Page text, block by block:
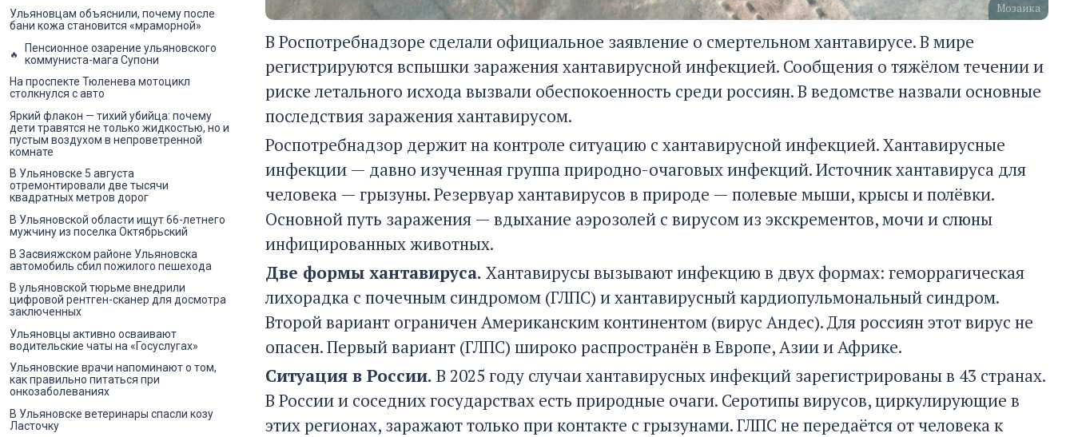
Мозаика
В Роспотребнадзоре сделали официальное заявление о смертельном хантавирусе. В мире
регистрируются вспышки заражения хантавирусной инфекцией. Сообщения о тяжёлом течении и
риске летального исхода вызвали обеспокоенность среди россиян. В ведомстве назвали основные
последствия заражения хантавирусом.
Роспотребнадзор держит на контроле ситуацию с хантавирусной инфекцией. Хантавирусные
инфекции — давно изученная группа природно-очаговых инфекций. Источник хантавируса для
человека — грызуны. Резервуар хантавирусов в природе — полевые мыши, крысы и полёвки.
Основной путь заражения — вдыхание аэрозолей с вирусом из экскрементов, мочи и слюны
инфицированных животных.
Две формы хантавируса. Хантавирусы вызывают инфекцию в двух формах: геморрагическая
лихорадка с почечным синдромом (ГЛПС) и хантавирусный кардиопульмональный синдром.
Второй вариант ограничен Американским континентом (вирус Андес). Для россиян этот вирус не
опасен. Первый вариант (ГЛПС) широко распространён в Европе, Азии и Африке.
Ситуация в России. В 2025 году случаи хантавирусных инфекций зарегистрированы в 43 странах.
В России и соседних государствах есть природные очаги. Серотипы вирусов, циркулирующие в
этих регионах, заражают только при контакте с грызунами. ГЛПС не передаётся от человека к
Ульяновцам объяснили, почему после
бани кожа становится «мраморной»
Пенсионное озарение ульяновского
коммуниста-мага Супони
На проспекте Тюленева мотоцикл
столкнулся с авто
Яркий флакон — тихий убийца: почему
дети травятся не только жидкостью, но и
пустым воздухом в непроветренной
комнате
В Ульяновске 5 августа
отремонтировали две тысячи
квадратных метров дорог
В Ульяновской области ищут 66-летнего
мужчину из поселка Октябрьский
В Засвияжском районе Ульяновска
автомобиль сбил пожилого пешехода
В ульяновской тюрьме внедрили
цифровой рентген-сканер для досмотра
заключенных
Ульяновцы активно осваивают
водительские чаты на «Госуслугах»
Ульяновские врачи напоминают о том,
как правильно питаться при
онкозаболеваниях
В Ульяновске ветеринары спасли козу
Ласточку